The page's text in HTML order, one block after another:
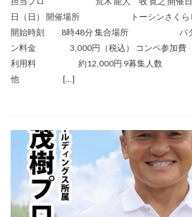
日（日） 開催場所 トーシンさくらヒ
開始時刻 8時48分 集合場所 パター
ン料金 3,000円（税込） コンペ参加
利用料 約12,000円 9募集人数 12
他 […]